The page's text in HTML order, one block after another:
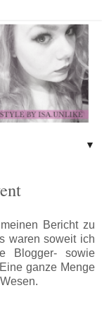
▼
Bericht zu
waren soweit ich
Blogger- sowie
ganze Menge